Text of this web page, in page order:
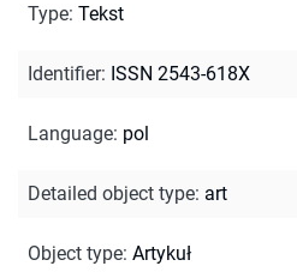
Type: Tekst
Identifier: ISSN 2543-618X
Language: pol
Detailed object type: art
Object type: Artykuł